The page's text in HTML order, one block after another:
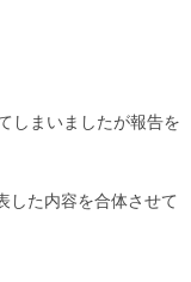
しまいましたが報告を
した内容を合体させて